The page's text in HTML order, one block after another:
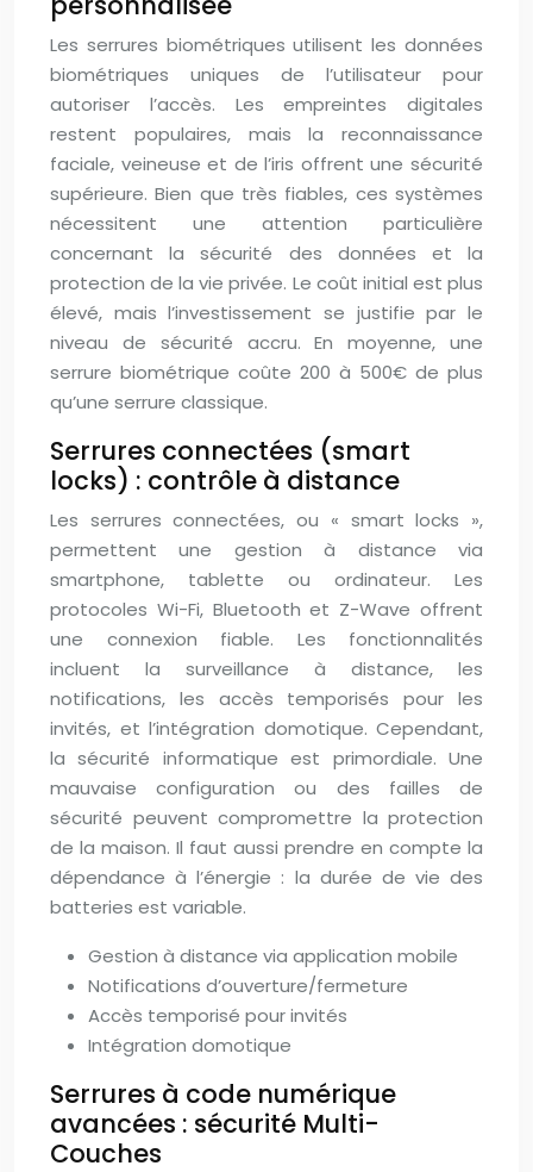
Les serrures biométriques utilisent les données
biométriques uniques de l’utilisateur pour
autoriser l’accès. Les empreintes digitales
restent populaires, mais la reconnaissance
faciale, veineuse et de l’iris offrent une sécurité
supérieure. Bien que très fiables, ces systèmes
nécessitent une attention particulière
concernant la sécurité des données et la
protection de la vie privée. Le coût initial est plus
élevé, mais l’investissement se justifie par le
niveau de sécurité accru. En moyenne, une
serrure biométrique coûte 200 à 500€ de plus
qu’une serrure classique.
Serrures connectées (smart
locks) : contrôle à distance
Les serrures connectées, ou « smart locks »,
permettent une gestion à distance via
smartphone, tablette ou ordinateur. Les
protocoles Wi-Fi, Bluetooth et Z-Wave offrent
une connexion fiable. Les fonctionnalités
incluent la surveillance à distance, les
notifications, les accès temporisés pour les
invités, et l’intégration domotique. Cependant,
la sécurité informatique est primordiale. Une
mauvaise configuration ou des failles de
sécurité peuvent compromettre la protection
de la maison. Il faut aussi prendre en compte la
dépendance à l’énergie : la durée de vie des
batteries est variable.
Gestion à distance via application mobile
Notifications d’ouverture/fermeture
Accès temporisé pour invités
Intégration domotique
Serrures à code numérique
avancées : sécurité Multi-
Couches